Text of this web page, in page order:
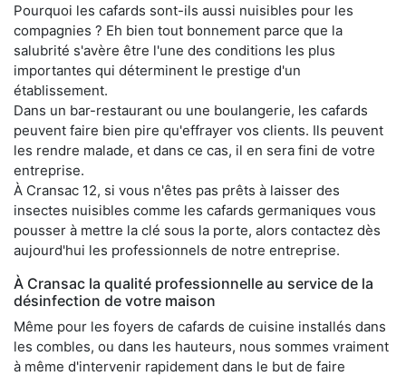
Pourquoi les cafards sont-ils aussi nuisibles pour les
compagnies ? Eh bien tout bonnement parce que la
salubrité s'avère être l'une des conditions les plus
importantes qui déterminent le prestige d'un
établissement.
Dans un bar-restaurant ou une boulangerie, les cafards
peuvent faire bien pire qu'effrayer vos clients. Ils peuvent
les rendre malade, et dans ce cas, il en sera fini de votre
entreprise.
À Cransac 12, si vous n'êtes pas prêts à laisser des
insectes nuisibles comme les cafards germaniques vous
pousser à mettre la clé sous la porte, alors contactez dès
aujourd'hui les professionnels de notre entreprise.
À Cransac la qualité professionnelle au service de la
désinfection de votre maison
Même pour les foyers de cafards de cuisine installés dans
les combles, ou dans les hauteurs, nous sommes vraiment
à même d'intervenir rapidement dans le but de faire